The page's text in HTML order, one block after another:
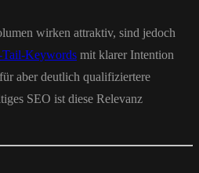
wirken attraktiv, sind jedoch
Keywords mit klarer Intention
aber deutlich qualifiziertere
SEO ist diese Relevanz